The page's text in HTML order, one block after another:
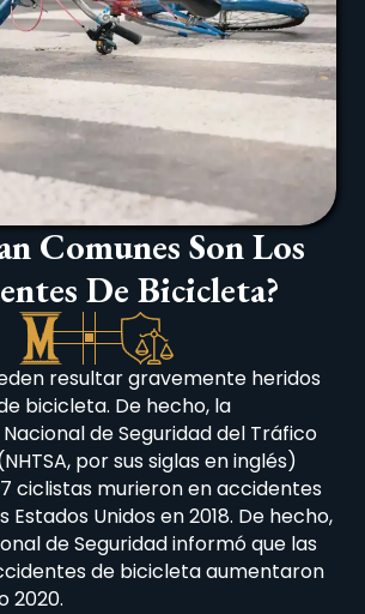
Comunes Son Los
De Bicicleta?
resultar gravemente heridos
bicicleta. De hecho, la
de Seguridad del Tráfico
por sus siglas en inglés)
ciclistas murieron en accidentes
Unidos en 2018. De hecho,
de Seguridad informó que las
de bicicleta aumentaron
2020.